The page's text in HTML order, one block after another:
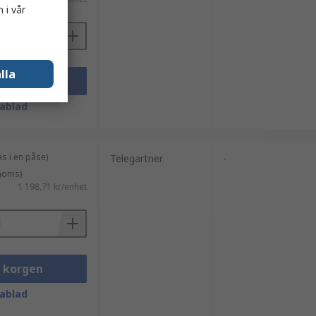
i en påse)
1 198,71 kr/enhet
korgen
Telegartner -
i vår